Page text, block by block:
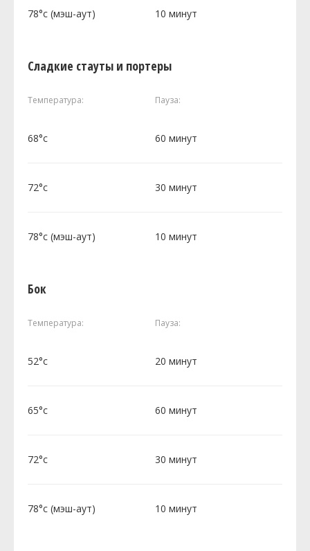
78°c (мэш-аут) 10 минут
Сладкие стауты и портеры
Температура: Пауза:
68°c 60 минут
72°c 30 минут
78°c (мэш-аут) 10 минут
Бок
Температура: Пауза:
52°c 20 минут
65°c 60 минут
72°c 30 минут
78°c (мэш-аут) 10 минут